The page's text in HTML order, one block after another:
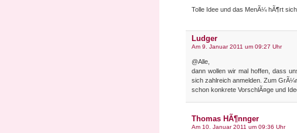
Tolle Idee und das MenÃ¼ hÃ¶rt
Ludger
Am 9. Januar 2011 um 09:27 Uhr
@Alle,
dann wollen wir mal hoffen, dass
sich zahlreich anmelden. Zum
schon konkrete VorschlÃ¤ge und
Thomas HÃ¶nnger
Am 10. Januar 2011 um 09:36 Uhr